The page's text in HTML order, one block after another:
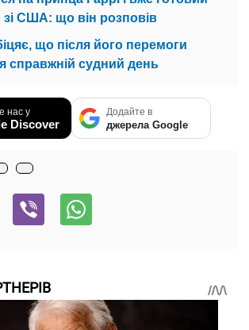
зі США: що він розповів
що після його перемоги
справжній судний день
нас у
Discover
Додайте в
джерела Google